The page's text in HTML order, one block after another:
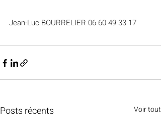
Jean-Luc BOURRELIER 06 60 49 33 17
Posts récents Voir tout